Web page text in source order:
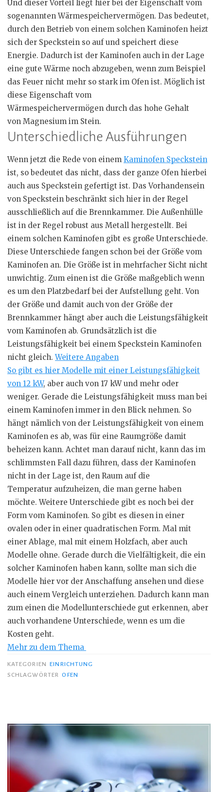
Und dieser Vorteil liegt hier bei der Eigenschaft vom
sogenanntenWärmespeichervermögen. Das bedeutet,
durch den Betrieb von einem solchen Kaminofen heizt
sich der Speckstein so auf und speichert diese
Energie. Dadurch ist der Kaminofen auch in der Lage
eine gute Wärme noch abzugeben, wenn zum Beispiel
das Feuer nicht mehr so stark im Ofen ist. Möglich ist
diese Eigenschaft vom
Wärmespeichervermögen durch das hohe Gehalt
von Magnesium im Stein.
Unterschiedliche Ausführungen
Wenn jetzt die Rede von einem Kaminofen Speckstein
ist, so bedeutet das nicht, dass der ganze Ofen hierbei
auch aus Speckstein gefertigt ist. Das Vorhandensein
von Speckstein beschränkt sich hier in der Regel
ausschließlich auf die Brennkammer. Die Außenhülle
ist in der Regel robust aus Metall hergestellt. Bei
einem solchen Kaminofen gibt es große Unterschiede.
Diese Unterschiede fangen schon bei der Größe vom
Kaminofen an. Die Größe ist in mehrfacher Sicht nicht
unwichtig. Zum einen ist die Größe maßgeblich wenn
es um den Platzbedarf bei der Aufstellung geht. Von
der Größe und damit auch von der Größe der
Brennkammer hängt aber auch die Leistungsfähigkeit
vom Kaminofen ab. Grundsätzlich ist die
Leistungsfähigkeit bei einem Speckstein Kaminofen
nicht gleich.Weitere Angaben
So gibt es hier Modelle mit einer Leistungsfähigkeit
von 12 kW, aber auch von 17 kW und mehr oder
weniger. Gerade die Leistungsfähigkeit muss man bei
einem Kaminofen immer in den Blick nehmen. So
hängt nämlich von der Leistungsfähigkeit von einem
Kaminofen es ab, was für eine Raumgröße damit
beheizen kann. Achtet man darauf nicht, kann das im
schlimmsten Fall dazu führen, dass der Kaminofen
nicht in der Lage ist, den Raum auf die
Temperatur aufzuheizen, die man gerne haben
möchte. Weitere Unterschiede gibt es noch bei der
Form vom Kaminofen. So gibt es diesen in einer
ovalen oder in einer quadratischen Form. Mal mit
einer Ablage, mal mit einem Holzfach, aber auch
Modelle ohne. Gerade durch die Vielfältigkeit, die ein
solcher Kaminofen haben kann, sollte man sich die
Modelle hier vor der Anschaffung ansehen und diese
auch einem Vergleich unterziehen. Dadurch kann man
zum einen die Modellunterschiede gut erkennen, aber
auch vorhandene Unterschiede, wenn es um die
Kosten geht.
Mehr zu dem Thema
KATEGORIEN EINRICHTUNG
SCHLAGWÖRTER OFEN